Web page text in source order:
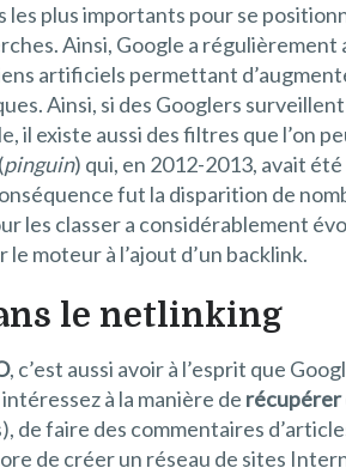
les plus importants pour se
Ainsi, Google a
artificiels permettant
Ainsi, si des Googlers
il existe aussi des filtres que l’on
pinguin) qui, en 2012-2013, avait
fut la disparition de
les classer a considérablement
moteur à l’ajout d’un backlink.
le netlinking
, c’est aussi avoir à l’esprit que
à la manière de récupérer
de faire des commentaires
de créer un réseau de sites